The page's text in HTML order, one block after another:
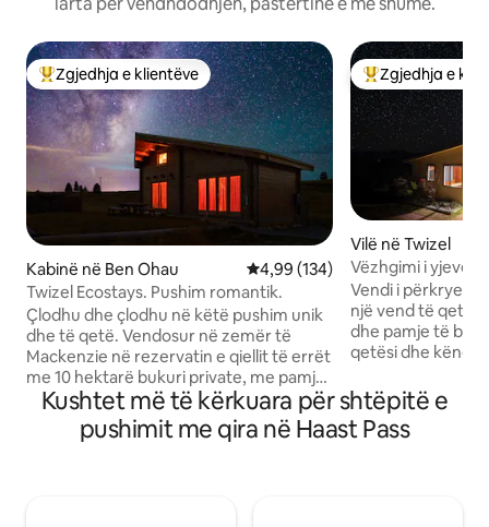
Më të mirat e zgjedhjeve të klientëve
Zgjedhja e klientëve
Kabinë në Ben Ohau Vlerësimi mesatar 4,99 nga 5,
4,99 (134)
Twizel Ecostays. Pushim romantik.
Çlodhu dhe çlodhu në këtë pushim unik
dhe të qetë. Vendosur në zemër të
Mackenzie në rezervatin e qiellit të errët
me 10 hektarë bukuri private, me pamje
nga vargmali Ben Ohau. Kjo kabinë e
vogël e lezetshme është e ngrohtë dhe
komode. Materialet natyrore me
Më të mirat e
Zgjedhja e
Vilë në Twizel
Vëzhgimi i yjeve
hidromasazh –
Tekapo!
Vendi i përkryer
një vend të qetë
dhe pamje të
qetësi dhe këngë
qetë prej 10
me qiell të errët
mahnitshme të
Kushtet më të kërkuara për shtëpitë e
pushimit me qira në Haast Pass